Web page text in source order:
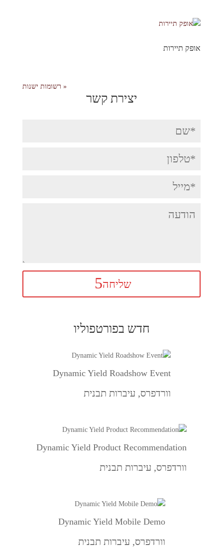
אופק תיירות
« רשומות ישנות
יצירת קשר
שליחה
חדש בפורטפוליו
Dynamic Yield Roadshow Event
וורדפרס, עיברות תבנית
Dynamic Yield Product Recommendation
וורדפרס, עיברות תבנית
Dynamic Yield Mobile Demo
וורדפרס, עיברות תבנית